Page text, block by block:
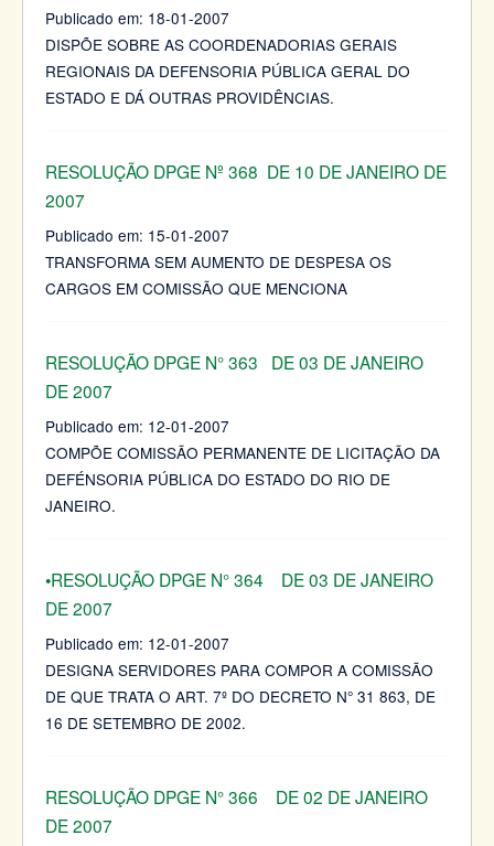
Publicado em: 18-01-2007
DISPÕE SOBRE AS COORDENADORIAS GERAIS
REGIONAIS DA DEFENSORIA PÚBLICA GERAL DO
ESTADO E DÁ OUTRAS PROVIDÊNCIAS.
RESOLUÇÃO DPGE Nº 368 DE 10 DE JANEIRO DE
2007
Publicado em: 15-01-2007
TRANSFORMA SEM AUMENTO DE DESPESA OS
CARGOS EM COMISSÃO QUE MENCIONA
RESOLUÇÃO DPGE N° 363 DE 03 DE JANEIRO
DE 2007
Publicado em: 12-01-2007
COMPÕE COMISSÃO PERMANENTE DE LICITAÇÃO DA
DEFÉNSORIA PÚBLICA DO ESTADO DO RIO DE
JANEIRO.
•RESOLUÇÃO DPGE N° 364 DE 03 DE JANEIRO
DE 2007
Publicado em: 12-01-2007
DESIGNA SERVIDORES PARA COMPOR A COMISSÃO
DE QUE TRATA O ART. 7º DO DECRETO N° 31 863, DE
16 DE SETEMBRO DE 2002.
RESOLUÇÃO DPGE N° 366 DE 02 DE JANEIRO
DE 2007